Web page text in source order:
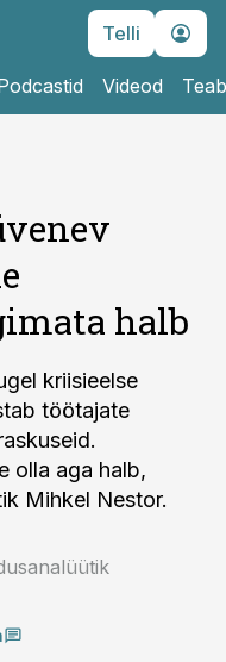
Telli
Videod
halb
kriisieelse
töötajate
olla aga halb,
Mihkel Nestor.